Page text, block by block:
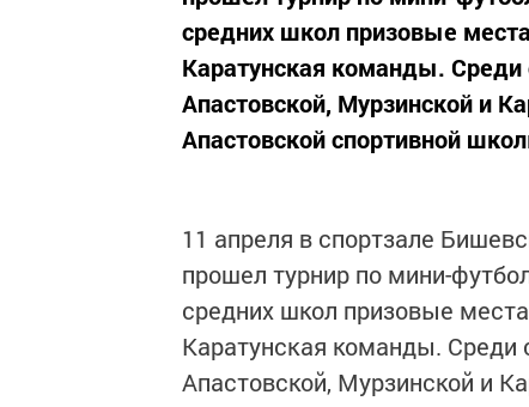
средних школ призовые
Каратунская команды.
Апастовской, Мурзинской и
Апастовской спортивной
11 апреля в спортзале
прошел турнир по мини-
средних школ призовые
Каратунская команды.
Апастовской, Мурзинской и